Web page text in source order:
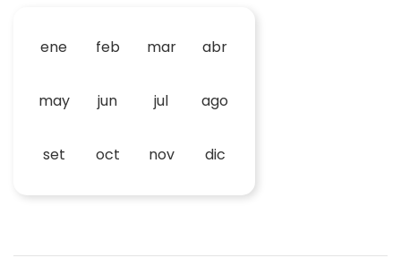
ene feb mar abr
may jun jul ago
set oct nov dic